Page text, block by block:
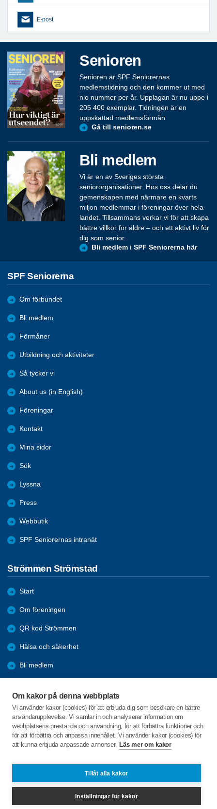
Om kakor på denna webbplats
Vi använder kakor (cookies) för att erbjuda dig som besökare en bättre
användarupplevelse. Vi samlar in och analyserar information om
webbplatsens prestanda och användning, för att förbättra funktioner och
för att förbättra och anpassa innehållet. Vi använder kakor (cookies) för
att kunna erbjuda anpassade annonser. Läs mer om kakor
Tillåt alla kakor
Inställningar för kakor
E-post
Senioren
Senioren är SPF Seniorernas
medlemstidning och den kommer ut med
nio nummer per år. Upplagan är nu uppe i
205 400 exemplar. Tidningen är en
uppskattad medlemsförmån.
Gå till senioren.se
Bli medlem
Vi är en av Sveriges största
seniororganisationer. Hos oss delar du
gemenskapen med närmare en kvarts
miljon medlemmar i föreningar över hela
landet. Tillsammans verkar vi för att skapa
bättre villkor för äldre – och ett aktivt liv för
dig som senior.
Bli medlem i SPF Seniorerna här
SPF Seniorerna
Om förbundet
Bli medlem
Förmåner
Utbildning och aktiviteter
Så tycker vi
About us (in English)
Föreningar
Kontakt
Mina sidor
Sök
Lyssna
Press
Webbutik
SPF Seniorernas intranät
Strömmen Strömstad
Start
Om föreningen
QR kod Strömmen
Hälsa och säkerhet
Bli medlem
Kommande resor
Arkiv
C/o:Stanley Lysell